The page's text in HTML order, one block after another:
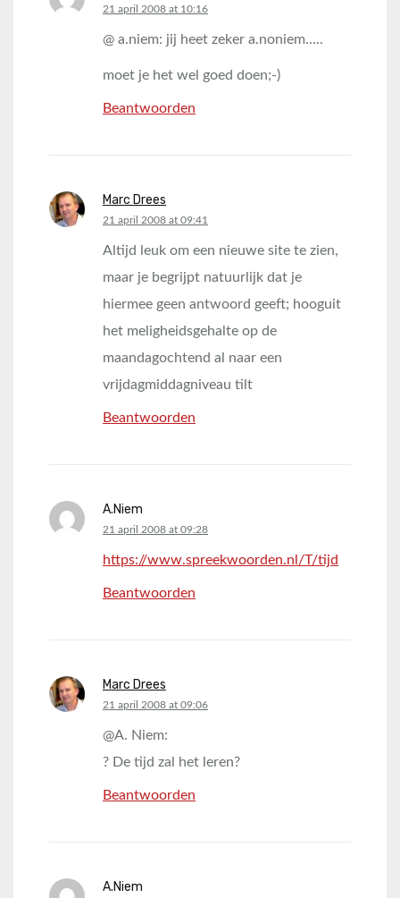
says:
21 april 2008 at 10:16
@ a.niem: jij heet zeker a.noniem…..
moet je het wel goed doen;-)
Beantwoorden
Marc Drees
says:
21 april 2008 at 09:41
Altijd leuk om een nieuwe site te zien,
maar je begrijpt natuurlijk dat je
hiermee geen antwoord geeft; hooguit
het meligheidsgehalte op de
maandagochtend al naar een
vrijdagmiddagniveau tilt
Beantwoorden
A.Niem
says:
21 april 2008 at 09:28
https://www.spreekwoorden.nl/T/tijd
Beantwoorden
Marc Drees
says:
21 april 2008 at 09:06
@A. Niem:
? De tijd zal het leren?
Beantwoorden
A.Niem